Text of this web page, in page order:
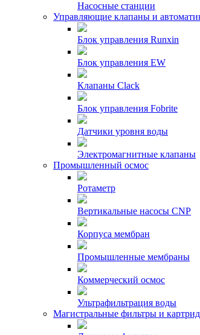
Насосные станции
Управляющие клапаны и
Блок управления Runxin
Блок управления EW
Клапаны Clack
Блок управления Fobrite
Датчики уровня воды
Электромагнитные клапаны
Промышленный осмос
Ротаметр
Вертикальные насосы CNP
Корпуса мембран
Промышленные мембраны
Коммерческий осмос
Ультрафильтрация воды
Магистральные фильтры и